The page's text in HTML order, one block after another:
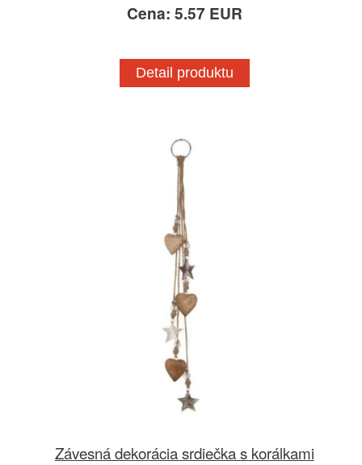
Cena: 5.57 EUR
Detail produktu
Závesná dekorácia srdiečka s korálkami